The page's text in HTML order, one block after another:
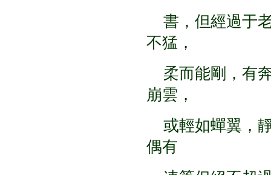
書，但經過于
不猛，
柔而能剛，有
崩雲，
或輕如蟬翼，
偶有